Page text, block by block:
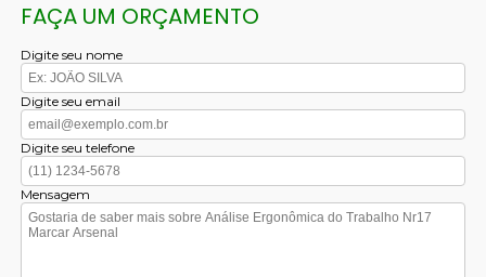
FAÇA UM ORÇAMENTO
Digite seu nome
Digite seu email
Digite seu telefone
Mensagem